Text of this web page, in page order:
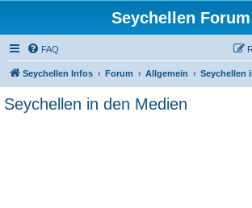
Seychellen Forum
FAQ
Seychellen Infos Forum Allgemein Seychellen
Seychellen in den Medien